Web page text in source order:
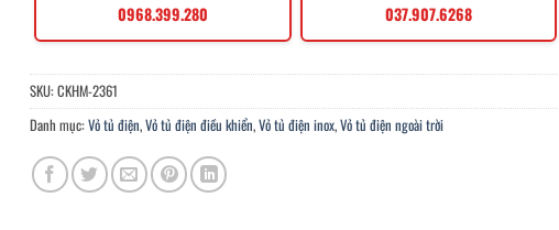
0968.399.280 037.907.6268
SKU:CKHM-2361
Danh mục:Vỏ tủ điện,Vỏ tủ điện điều khiển,Vỏ tủ điện inox,Vỏ tủ điện ngoài trời